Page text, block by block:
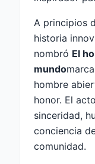
A principios
historia
nombró El
mundo
hombre
honor. El
sinceridad,
conciencia
comunidad.